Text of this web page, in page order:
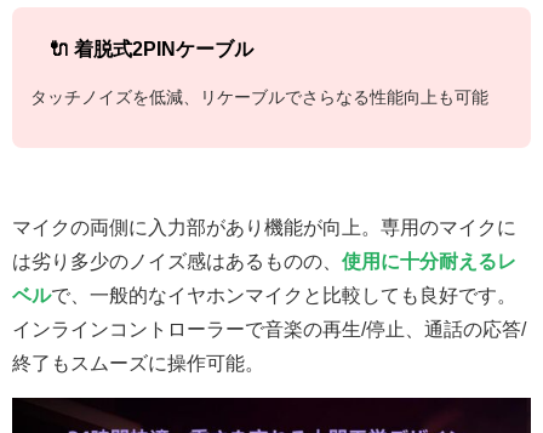
🔌 着脱式2PINケーブル
タッチノイズを低減、リケーブルでさらなる性能向上も可能
マイクの両側に入力部があり機能が向上。専用のマイクに
は劣り多少のノイズ感はあるものの、 使用に十分耐えるレ
ベルで、一般的なイヤホンマイクと比較しても良好です。
インラインコントローラーで音楽の再生/停止、通話の応答/
終了もスムーズに操作可能。